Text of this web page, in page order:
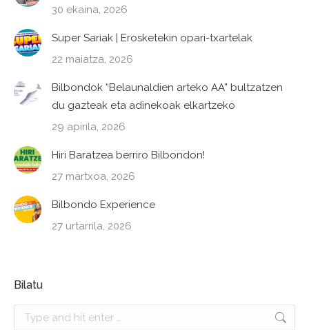
30 ekaina, 2026
Super Sariak | Erosketekin opari-txartelak
22 maiatza, 2026
Bilbondok “Belaunaldien arteko AA” bultzatzen
du gazteak eta adinekoak elkartzeko
29 apirila, 2026
Hiri Baratzea berriro Bilbondon!
27 martxoa, 2026
Bilbondo Experience
27 urtarrila, 2026
Bilatu
Search: